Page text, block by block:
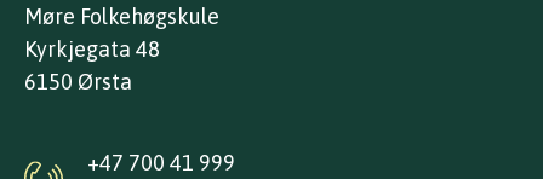
Møre Folkehøgskule
Kyrkjegata 48
6150 Ørsta
+47 700 41 999